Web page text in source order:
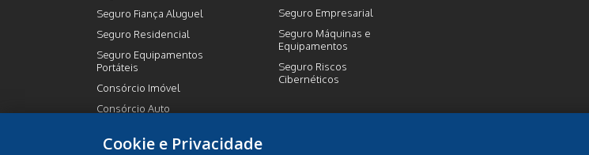
Seguro Fiança Aluguel
Seguro Residencial
Seguro Equipamentos
Portáteis
Consórcio Imóvel
Consórcio Auto
Seguro Empresarial
Seguro Máquinas e
Equipamentos
Seguro Riscos
Cibernéticos
Cookie e Privacidade